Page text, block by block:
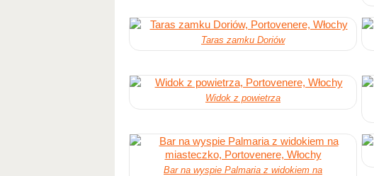
Taras zamku Doriów
Widok z powietrza
Bar na wyspie Palmaria z widokiem na